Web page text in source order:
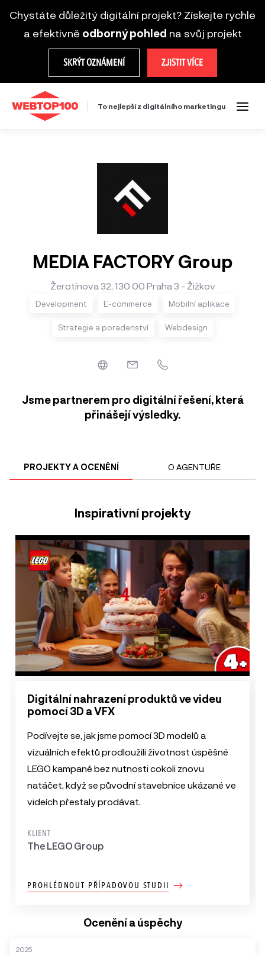
Chystáte důležitý digitální projekt? Získejte rychle
a efektivně odborný pohled na svůj projekt
SKRÝT OZNÁMENÍ ZJISTIT VÍCE
To nejlepší z digitálního marketingu
MEDIA FACTORY Group
Žerotínova 32, 130 00 Praha 3 - Žižkov
Development E-commerce Mobilní aplikace
Strategie a poradenství Webdesign
Jsme partnerem pro digitální řešení, která
přinášejí výsledky.
PROJEKTY A OCENĚNÍ O AGENTUŘE
Inspirativní projekty
Digitální nahrazení produktů ve videu
pomocí 3D a VFX
Podívejte se, jak jsme pomocí 3D modelů a
vizuálních efektů prodloužili životnost úspěšné
LEGO kampaně bez nutnosti cokoli znovu
natáčet, když se původní stavebnice ukázané ve
videích přestaly prodávat.
KLIENT
The LEGO Group
PROHLÉDNOUT PŘÍPADOVOU STUDII
Ocenění a úspěchy
2025